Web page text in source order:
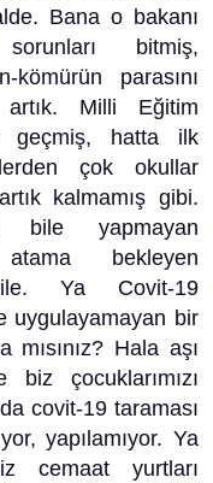
Bana o bakanı
sorunları bitmiş,
parasını
Milli Eğitim
geçmiş, hatta ilk
çok okullar
kalmamış gibi.
bile yapmayan
atama bekleyen
Ya Covit-19
uygulayamayan bir
mısınız? Hala aşı
biz çocuklarımızı
covit-19 taraması
yapılamıyor. Ya
cemaat yurtları